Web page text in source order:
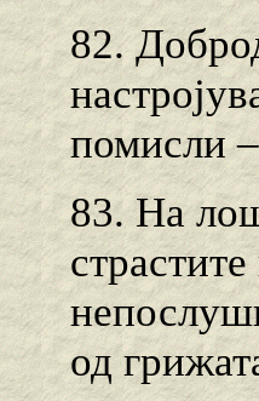
82.
помисли
83. На
од